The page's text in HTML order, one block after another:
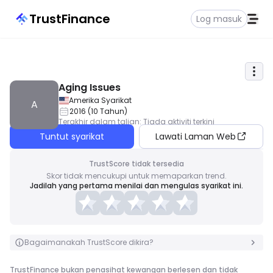
TrustFinance Log masuk
A
Aging Issues
Amerika Syarikat
2016 (10 Tahun)
Terakhir dalam talian: Tiada aktiviti terkini
Tuntut syarikat Lawati Laman Web
TrustScore tidak tersedia
Skor tidak mencukupi untuk memaparkan trend.
Jadilah yang pertama menilai dan mengulas syarikat ini.
Bagaimanakah TrustScore dikira?
TrustFinance bukan penasihat kewangan berlesen dan tidak